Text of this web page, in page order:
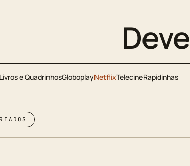
Deve
Livros e QuadrinhosGloboplayNetflixTelecineRapidinhas